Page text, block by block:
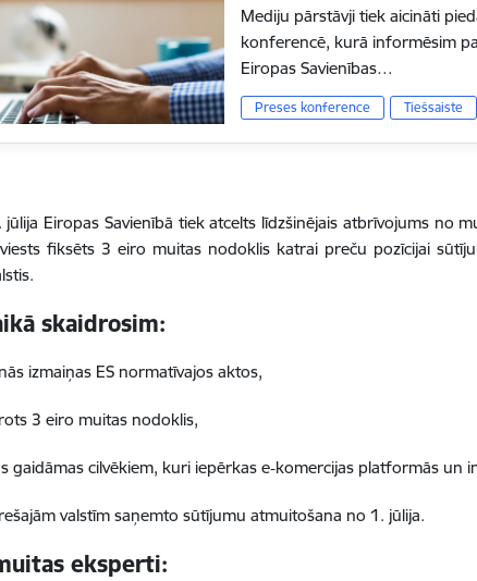
Mediju pārstāvji tiek aicināti
konferencē, kurā informēsim
Eiropas Savienības…
Preses konference Tiešsaiste
Eiropas Savienībā tiek atcelts līdzšinējais atbrīvojums no
fiksēts 3 eiro muitas nodoklis katrai preču pozīcijai
skaidrosim:
izmaiņas ES normatīvajos aktos,
3 eiro muitas nodoklis,
gaidāmas cilvēkiem, kuri iepērkas e‑komercijas platformās un
valstīm saņemto sūtījumu atmuitošana no 1. jūlija.
eksperti: